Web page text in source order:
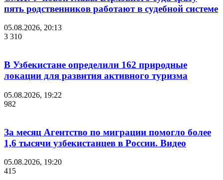
пять родственников работают в судебной системе
05.08.2026, 20:13
3 310
В Узбекистане определили 162 природные
локации для развития активного туризма
05.08.2026, 19:22
982
За месяц Агентство по миграции помогло более
1,6 тысячи узбекистанцев в России. Видео
05.08.2026, 19:20
415